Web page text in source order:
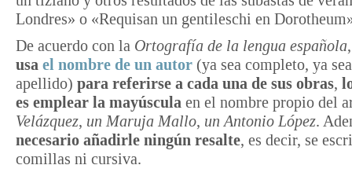
Londres» o «Requisan un gentileschi en
De acuerdo con la Ortografía de la lengua española
usa el nombre de un autor (ya sea completo, ya
apellido) para referirse a cada una de sus obras,
es emplear la mayúscula en el nombre propio del
Velázquez, un Maruja Mallo, un Antonio López.
necesario añadirle ningún resalte, es decir, se
comillas ni cursiva.